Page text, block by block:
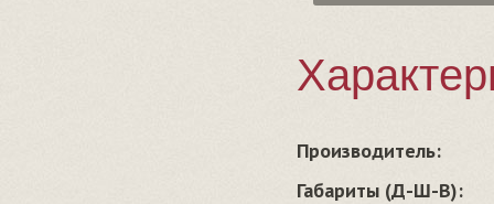
Производитель:
Габариты (Д-Ш-В):